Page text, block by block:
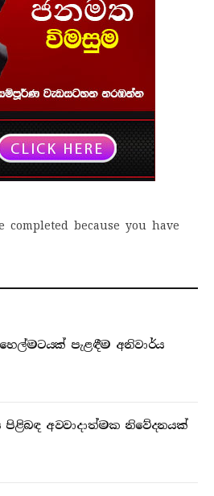
completed because you have
පැළඳීම අනිවාර්ය
අවවාදාත්මක නිවේදනයක්